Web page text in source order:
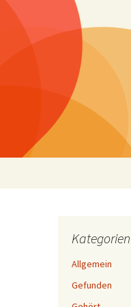
Kategorien
Allgemein
Gefunden